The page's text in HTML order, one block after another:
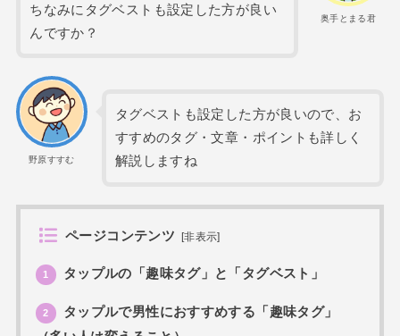
奥手とまる君
ちなみにタグベストも設定した方が良い
んですか？
野原すすむ
タグベストも設定した方が良いので、お
すすめのタグ・文章・ポイントも詳しく
解説しますね
ページコンテンツ [非表示]
1 タップルの「趣味タグ」と「タグベスト」
2
タップルで男性におすすめする「趣味タグ」